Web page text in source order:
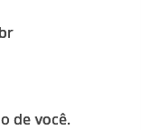
de você.